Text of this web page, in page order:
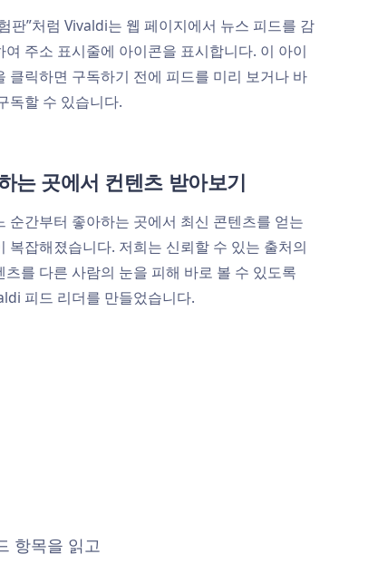
판”처럼 Vivaldi는 웹 페이지에서 뉴스 피드를 감
여 주소 표시줄에 아이콘을 표시합니다. 이 아이
클릭하면 구독하기 전에 피드를 미리 보거나 바
독할 수 있습니다.
는 곳에서 컨텐츠 받아보기
순간부터 좋아하는 곳에서 최신 콘텐츠를 얻는
복잡해졌습니다. 저희는 신뢰할 수 있는 출처의
츠를 다른 사람의 눈을 피해 바로 볼 수 있도록
피드 리더를 만들었습니다.
항목을 읽고